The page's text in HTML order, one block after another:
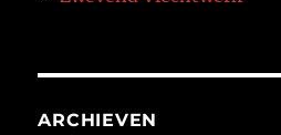
ARCHIEVEN